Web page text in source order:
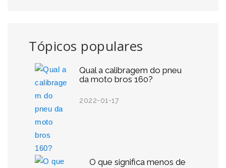
Tópicos populares
Qual a calibragem do pneu
da moto bros 160?
2022-01-17
O que significa menos de